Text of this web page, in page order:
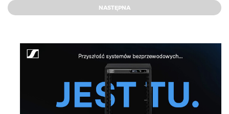
NASTĘPNA